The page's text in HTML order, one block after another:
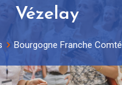
Vézelay
Bourgogne Franche Comté